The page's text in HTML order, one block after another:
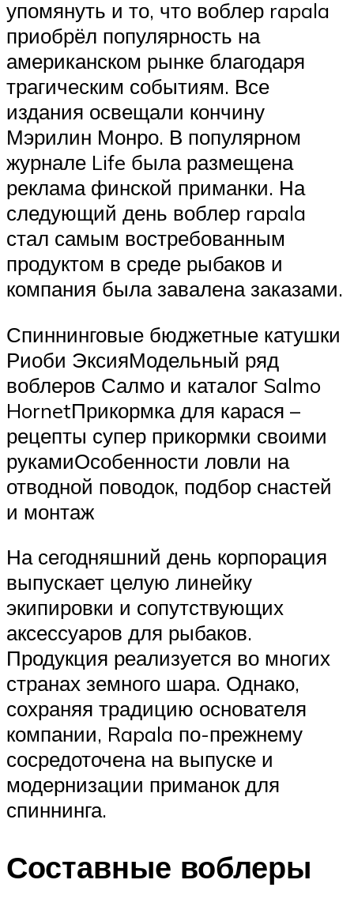
упомянуть и то, что воблер rapala
приобрёл популярность на
американском рынке благодаря
трагическим событиям. Все
издания освещали кончину
Мэрилин Монро. В популярном
журнале Life была размещена
реклама финской приманки. На
следующий день воблер rapala
стал самым востребованным
продуктом в среде рыбаков и
компания была завалена заказами.
Спиннинговые бюджетные катушки
Риоби ЭксияМодельный ряд
воблеров Салмо и каталог Salmo
HornetПрикормка для карася –
рецепты супер прикормки своими
рукамиОсобенности ловли на
отводной поводок, подбор снастей
и монтаж
На сегодняшний день корпорация
выпускает целую линейку
экипировки и сопутствующих
аксессуаров для рыбаков.
Продукция реализуется во многих
странах земного шара. Однако,
сохраняя традицию основателя
компании, Rapala по-прежнему
сосредоточена на выпуске и
модернизации приманок для
спиннинга.
Составные воблеры